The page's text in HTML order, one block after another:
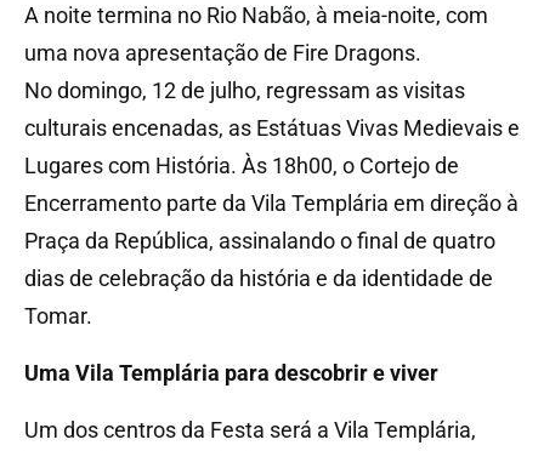
A noite termina no Rio Nabão, à meia-noite, com
uma nova apresentação de Fire Dragons.
No domingo, 12 de julho, regressam as visitas
culturais encenadas, as Estátuas Vivas Medievais e
Lugares com História. Às 18h00, o Cortejo de
Encerramento parte da Vila Templária em direção à
Praça da República, assinalando o final de quatro
dias de celebração da história e da identidade de
Tomar.
Uma Vila Templária para descobrir e viver
Um dos centros da Festa será a Vila Templária,